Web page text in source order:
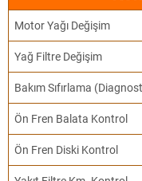
Motor Yağı Değişim
Yağ Filtre Değişim
Bakım Sıfırlama
Ön Fren Balata Kontrol
Ön Fren Diski Kontrol